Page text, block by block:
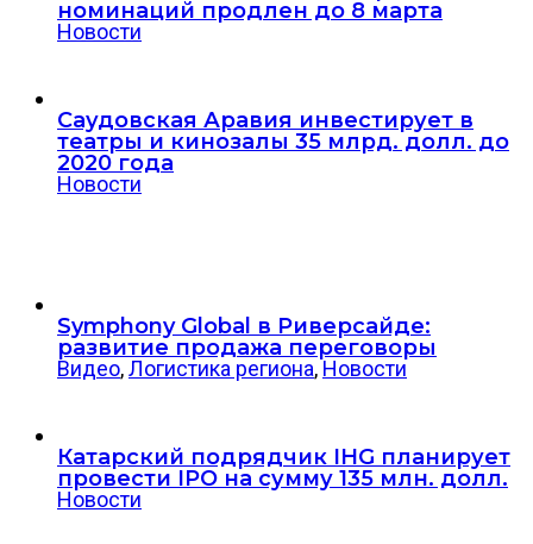
номинаций продлен до 8 марта
Новости
Саудовская Аравия инвестирует в
театры и кинозалы 35 млрд. долл. до
2020 года
Новости
Symphony Global в Риверсайде:
развитие продажа переговоры
Видео,Логистика региона, Новости
Катарский подрядчик IHG планирует
провести IPO на сумму 135 млн. долл.
Новости